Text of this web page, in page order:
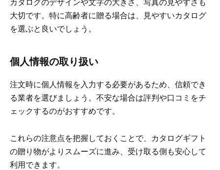
カタログのデザインや文字の大きさ、写真の見やすさも
大切です。特に高齢者に贈る場合は、見やすいカタログ
を選ぶと良いでしょう。
個人情報の取り扱い
注文時に個人情報を入力する必要があるため、信頼でき
る業者を選びましょう。不安な場合は評判や口コミをチ
ェックするのがおすすめです。
これらの注意点を把握しておくことで、カタログギフト
の贈り物がよりスムーズに進み、受け取る側も安心して
利用できます。